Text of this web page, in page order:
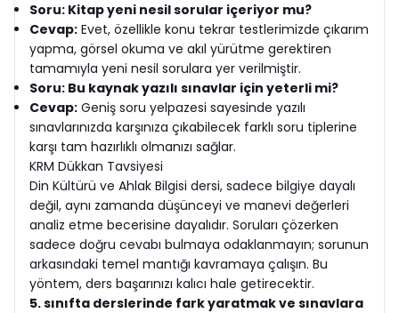
Soru: Kitap yeni nesil sorular içeriyor mu?
Cevap: Evet, özellikle konu tekrar testlerimizde çıkarım
yapma, görsel okuma ve akıl yürütme gerektiren
tamamıyla yeni nesil sorulara yer verilmiştir.
Soru: Bu kaynak yazılı sınavlar için yeterli mi?
Cevap: Geniş soru yelpazesi sayesinde yazılı
sınavlarınızda karşınıza çıkabilecek farklı soru tiplerine
karşı tam hazırlıklı olmanızı sağlar.
KRM Dükkan Tavsiyesi
Din Kültürü ve Ahlak Bilgisi dersi, sadece bilgiye dayalı
değil, aynı zamanda düşünceyi ve manevi değerleri
analiz etme becerisine dayalıdır. Soruları çözerken
sadece doğru cevabı bulmaya odaklanmayın; sorunun
arkasındaki temel mantığı kavramaya çalışın. Bu
yöntem, ders başarınızı kalıcı hale getirecektir.
5. sınıfta derslerinde fark yaratmak ve sınavlara